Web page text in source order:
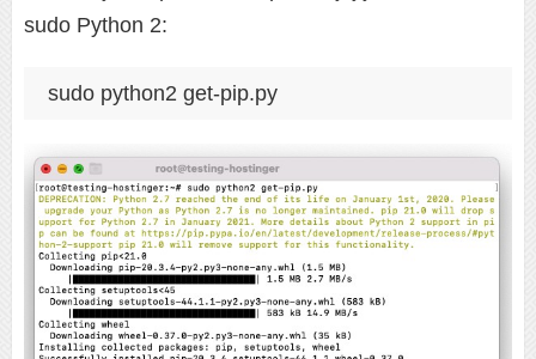
sudo Python 2:
sudo python2 get-pip.py